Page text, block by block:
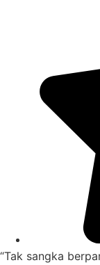
“Tak sangka